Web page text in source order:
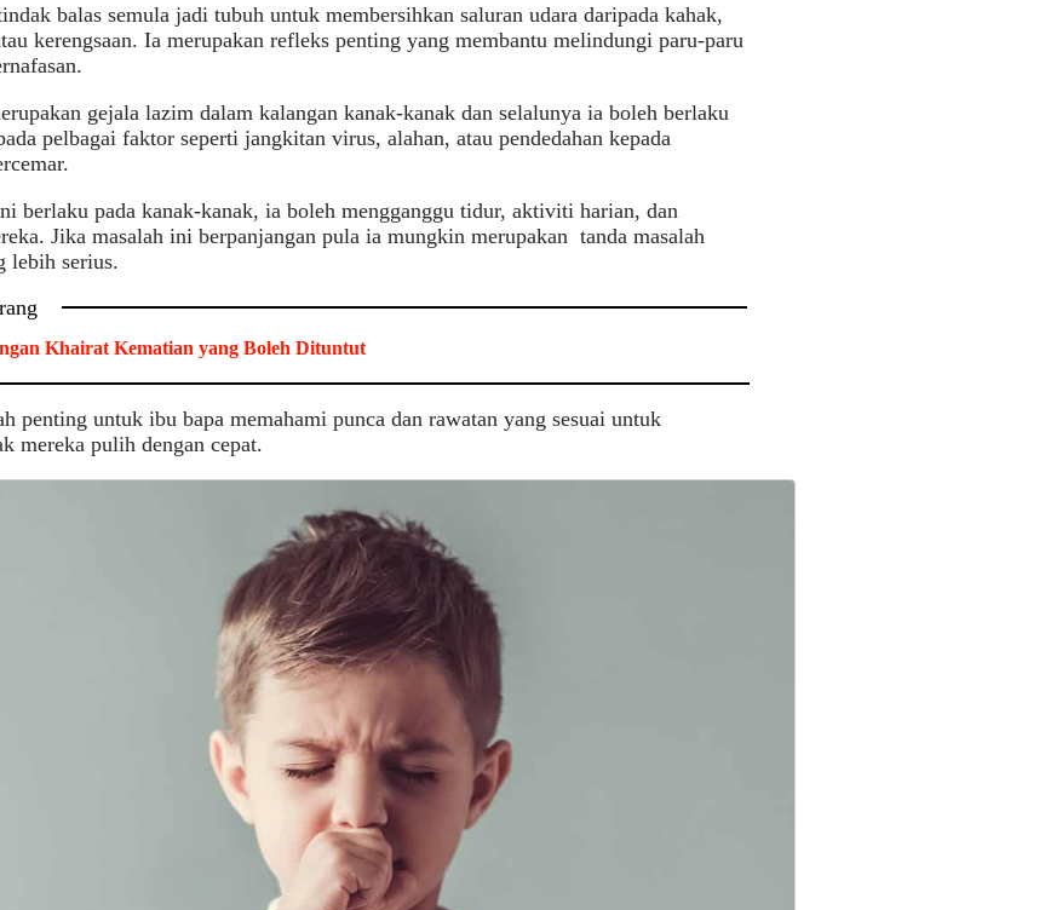
balas semula jadi tubuh untuk membersihkan saluran udara daripada kahak,
kerengsaan. Ia merupakan refleks penting yang membantu melindungi paru-paru
gejala lazim dalam kalangan kanak-kanak dan selalunya ia boleh berlaku
pelbagai faktor seperti jangkitan virus, alahan, atau pendedahan kepada
berlaku pada kanak-kanak, ia boleh mengganggu tidur, aktiviti harian, dan
Jika masalah ini berpanjangan pula ia mungkin merupakan tanda masalah
lebih serius.
Khairat Kematian yang Boleh Dituntut
penting untuk ibu bapa memahami punca dan rawatan yang sesuai untuk
mereka pulih dengan cepat.